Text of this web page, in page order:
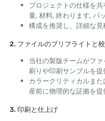
プロジェクトの仕様を
量, 材料, 終わります, パ
構成を推奨し、詳細な
2. ファイルのプリフライトと
当社の製版チームがフ
刷りや印刷サンプルを提
カラークリティカルま
産前に物理的な証拠を
3. 印刷と仕上げ